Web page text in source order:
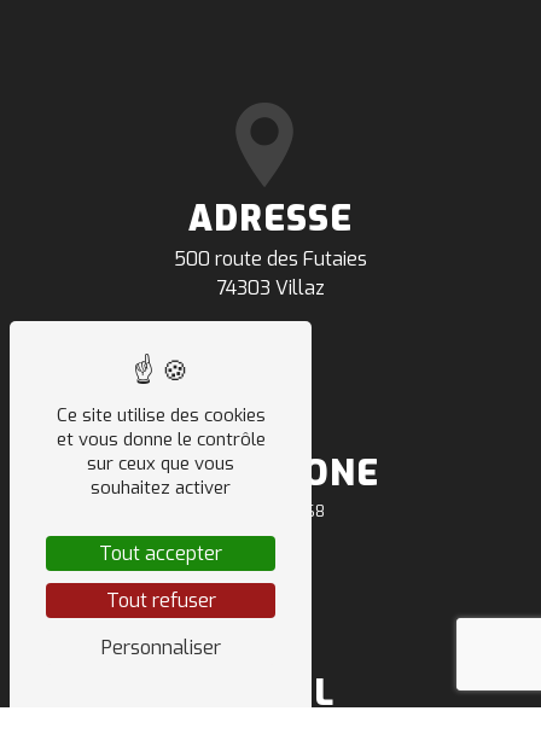
ADRESSE
500 route des Futaies
74303 Villaz
TÉLÉPHONE
04 50 64 91 68
E-MAIL
Ce site utilise des cookies
et vous donne le contrôle
sur ceux que vous
souhaitez activer
Tout accepter
Tout refuser
Personnaliser